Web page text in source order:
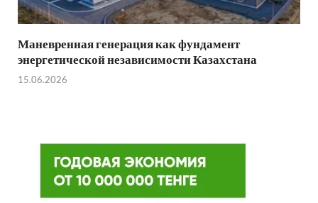
Маневренная генерация как фундамент
энергетической независимости Казахстана
15.06.2026